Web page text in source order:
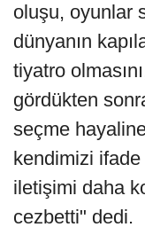
oluşu, oyunlar
dünyanın
tiyatro
gördükten
seçme
kendimizi
iletişimi daha
cezbetti" dedi.